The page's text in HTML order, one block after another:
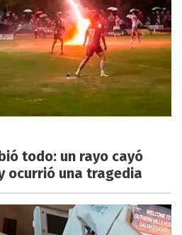
todo: un rayo cayó
ocurrió una tragedia